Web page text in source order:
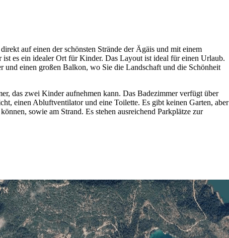
auf einen der schönsten Strände der Ägäis und mit einem
es ein idealer Ort für Kinder. Das Layout ist ideal für einen Urlaub.
einen großen Balkon, wo Sie die Landschaft und die Schönheit
das zwei Kinder aufnehmen kann. Das Badezimmer verfügt über
einen Abluftventilator und eine Toilette. Es gibt keinen Garten, aber
sowie am Strand. Es stehen ausreichend Parkplätze zur